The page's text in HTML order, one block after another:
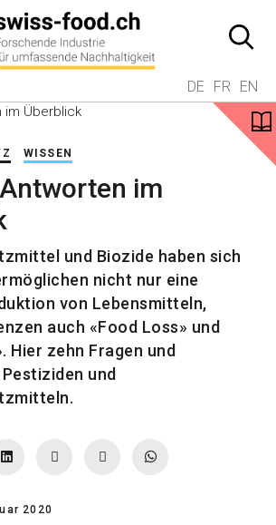
DE FR EN
WISSEN
im
und Biozide haben sich
nicht nur eine
von Lebensmitteln,
auch «Food Loss» und
Hier zehn Fragen und
und
2020